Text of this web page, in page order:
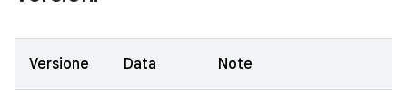
Versione Data Note